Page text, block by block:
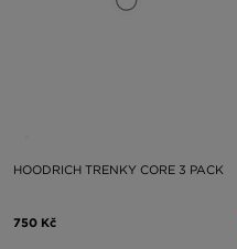
HOODRICH TRENKY CORE 3 PACK
750 Kč